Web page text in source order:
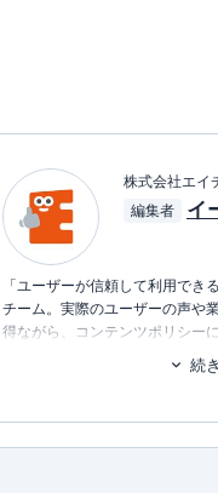
株式会社エイ
編集者
イ
「ユーザーが信頼して利用でき
チーム。実際のユーザーの声や
得ながら、コンテンツポリシー
ます。暮らしに関するトピック
消し、最適な選択を支援するた
■書籍
初心者でもわかる！お金に関す
続